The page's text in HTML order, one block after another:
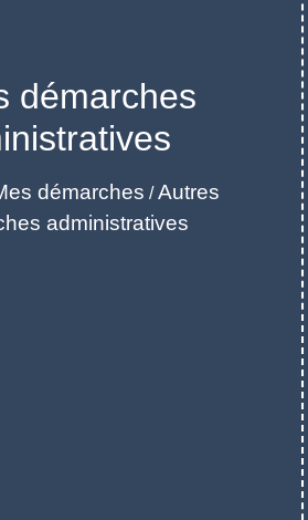
démarches
démarches /Autres
administratives